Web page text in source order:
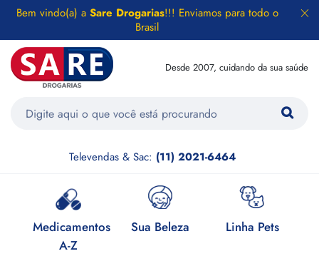
Bem vindo(a) a Sare Drogarias!!! Enviamos para todo o
Brasil
Desde 2007, cuidando da sua saúde
Televendas & Sac: (11) 2021-6464
Medicamentos
A-Z
Sua Beleza Linha Pets